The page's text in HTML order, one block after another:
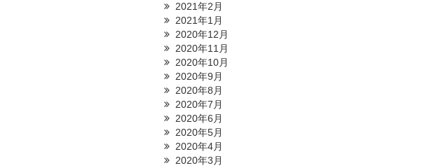
2021年2月
2021年1月
2020年12月
2020年11月
2020年10月
2020年9月
2020年8月
2020年7月
2020年6月
2020年5月
2020年4月
2020年3月